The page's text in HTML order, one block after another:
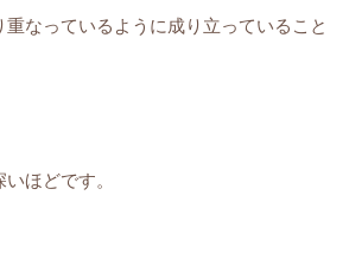
なっているように成り立っていること
ほどです。